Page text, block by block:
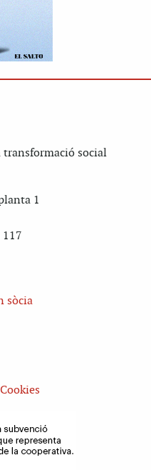
social
1
117
sòcia